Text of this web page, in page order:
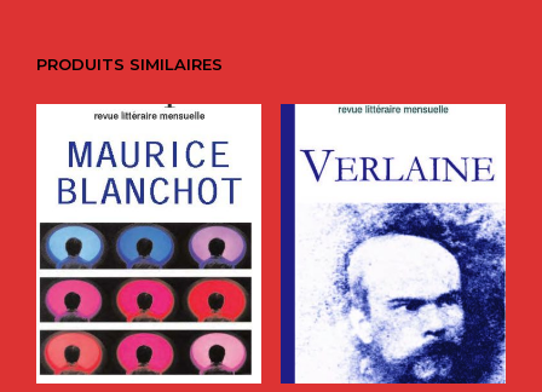
PRODUITS SIMILAIRES